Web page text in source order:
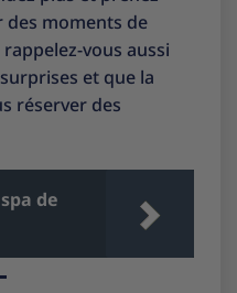
des moments de
vous aussi
et que la
réserver des
de